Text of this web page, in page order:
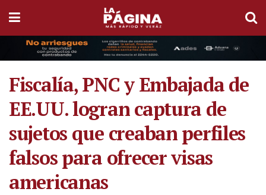
Fiscalía, PNC y Embajada de
EE.UU. logran captura de
sujetos que creaban perfiles
falsos para ofrecer visas
americanas